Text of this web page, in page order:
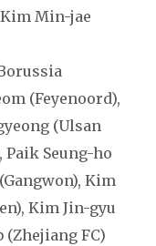
Min-jae
(Feyenoord),
(Ulsan
Paik Seung-ho
Kim
Kim Jin-gyu
(Zhejiang FC)